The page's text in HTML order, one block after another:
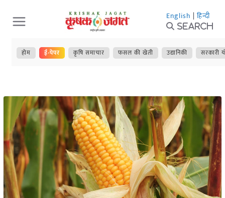
Skip
to
content
English | हिन्दी
Search
होम ई-पेपर कृषि समाचार फसल की खेती उद्यानिकी सरकारी